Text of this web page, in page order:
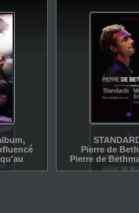
no
Pierre de
Pierre de
par ses deux